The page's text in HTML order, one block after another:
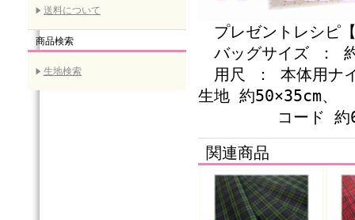
送料について
商品検索
生地検索
プレゼントレシピ
バッグサイズ ：
用尺 ： 本体用ナ
生地 約50×35cm、
コード 約60cm
関連商品